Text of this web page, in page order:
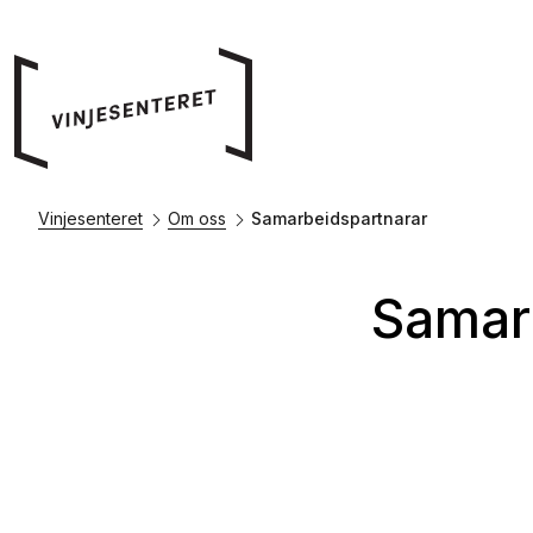
Vinjesenteret Om oss Samarbeidspartnarar